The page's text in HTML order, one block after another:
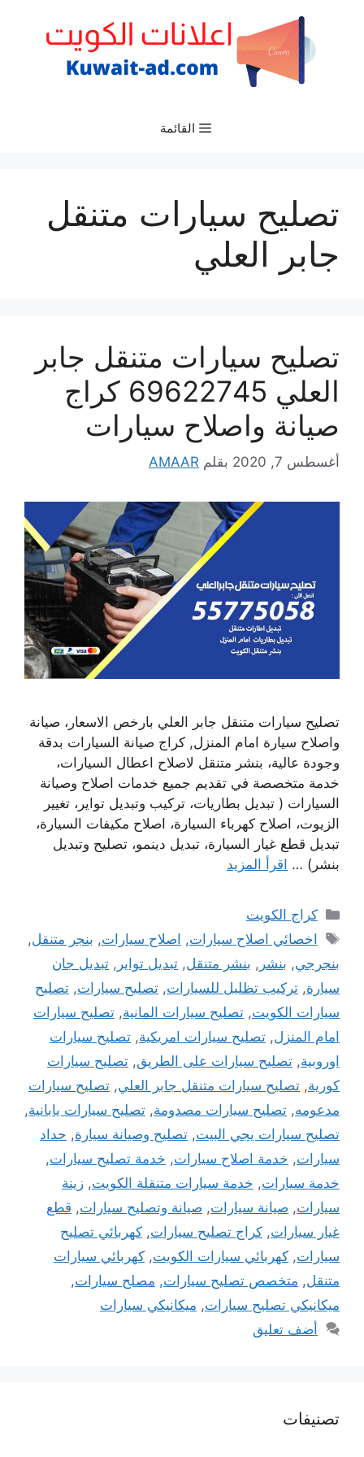
القائمة
تصليح سيارات متنقل
جابر العلي
تصليح سيارات متنقل جابر
العلي 69622745 كراج
صيانة واصلاح سيارات
أغسطس 7, 2020 بقلم AMAAR
تصليح سيارات متنقل جابر العلي بارخص الاسعار، صيانة
واصلاح سيارة امام المنزل, كراج صيانة السيارات بدقة
وجودة عالية، بنشر متنقل لاصلاح اعطال السيارات،
خدمة متخصصة في تقديم جميع خدمات اصلاح وصيانة
السيارات ( تبديل بطاريات، تركيب وتبديل تواير، تغيير
الزيوت، اصلاح كهرباء السيارة، اصلاح مكيفات السيارة،
تبديل قطع غيار السيارة، تبديل دينمو، تصليح وتبديل
بنشر) … اقرأ المزيد
التصنيفات
كراج الكويت
الوسوم
اخصائي اصلاح سيارات, اصلاح سيارات, بنجر متنقل,
بنجرجي, بنشر , بنشر متنقل, تبديل تواير , تبديل جان
سيارة, تركيب تظليل للسيارات, تصليح سيارات, تصليح
سيارات الكويت, تصليح سيارات المانية, تصليح سيارات
امام المنزل, تصليح سيارات امريكية, تصليح سيارات
اوروبية, تصليح سيارات على الطريق, تصليح سيارات
كورية, تصليح سيارات متنقل جابر العلي, تصليح سيارات
مدعومه, تصليح سيارات مصدومة, تصليح سيارات يابانية,
تصليح سيارات يجي البيت, تصليح وصيانة سيارة, حداد
سيارات, خدمة اصلاح سيارات, خدمة تصليح سيارات,
خدمة سيارات, خدمة سيارات متنقلة الكويت, زينة
سيارات, صيانة سيارات, صيانة وتصليح سيارات, قطع
غيار سيارات, كراج تصليح سيارات, كهربائي تصليح
سيارات, كهربائي سيارات الكويت, كهربائي سيارات
متنقل, متخصص تصليح سيارات, مصلح سيارات,
ميكانيكي تصليح سيارات, ميكانيكي سيارات
أضف تعليق
تصنيفات